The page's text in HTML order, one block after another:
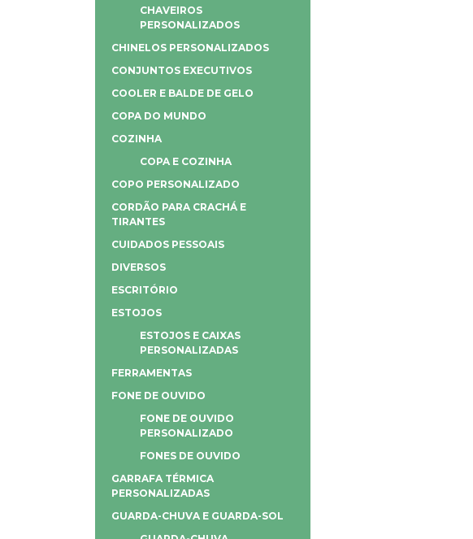
CHAVEIROS
PERSONALIZADOS
CHINELOS PERSONALIZADOS
CONJUNTOS EXECUTIVOS
COOLER E BALDE DE GELO
COPA DO MUNDO
COZINHA
COPA E COZINHA
COPO PERSONALIZADO
CORDÃO PARA CRACHÁ E
TIRANTES
CUIDADOS PESSOAIS
DIVERSOS
ESCRITÓRIO
ESTOJOS
ESTOJOS E CAIXAS
PERSONALIZADAS
FERRAMENTAS
FONE DE OUVIDO
FONE DE OUVIDO
PERSONALIZADO
FONES DE OUVIDO
GARRAFA TÉRMICA
PERSONALIZADAS
GUARDA-CHUVA E GUARDA-SOL